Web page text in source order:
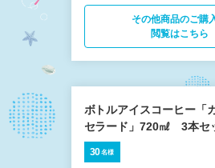
その他商品の​ご購
閲覧はこちら
ボトルアイスコーヒー「
セラード」720㎖ 3本セ
30名様